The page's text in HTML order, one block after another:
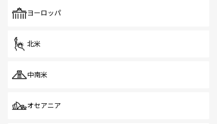
で、ホーカーズは地元の風情を楽しめる外せないスポット
ヨーロッパ
北米
中南米
オセアニア